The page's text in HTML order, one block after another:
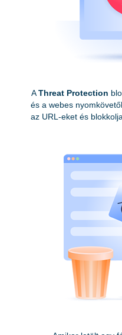
AThreat Protection
és a webes
az URL-eket és